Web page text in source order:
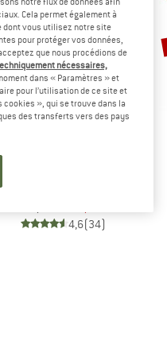
%
4,6(34)
Cela permet également à
dont vous utilisez notre site
pour protéger vos données,
que nous procédions de
nécessaires,
dans « Paramètres » et
pour l’utilisation de ce site et
cookies », qui se trouve dans la
des transferts vers des pays